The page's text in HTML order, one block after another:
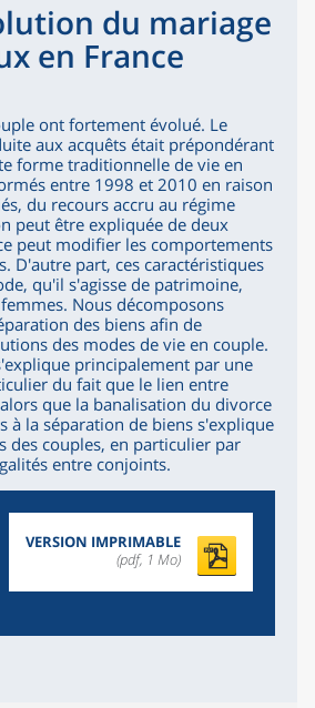
du mariage
en France
ont fortement évolué. Le
aux acquêts était prépondérant
forme traditionnelle de vie en
entre 1998 et 2010 en raison
du recours accru au régime
peut être expliquée de deux
peut modifier les comportements
D'autre part, ces caractéristiques
qu'il s'agisse de patrimoine,
Nous décomposons
des biens afin de
des modes de vie en couple.
principalement par une
du fait que le lien entre
que la banalisation du divorce
à la séparation de biens s'explique
des couples, en particulier par
entre conjoints.
VERSION IMPRIMABLE
(pdf, 1 Mo)